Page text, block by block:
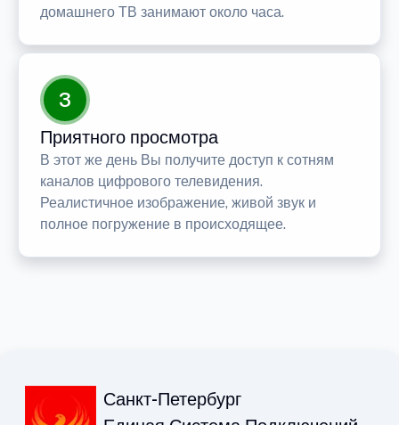
домашнего ТВ занимают около часа.
3
Приятного просмотра
В этот же день Вы получите доступ к сотням
каналов цифрового телевидения.
Реалистичное изображение, живой звук и
полное погружение в происходящее.
Санкт-Петербург